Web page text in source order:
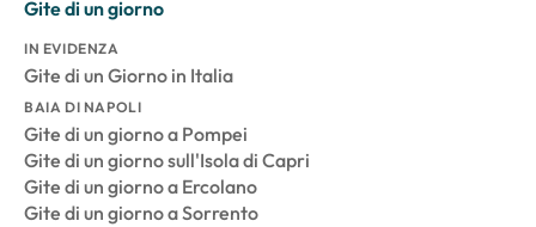
Gite di un giorno
IN EVIDENZA
Gite di un Giorno in Italia
BAIA DI NAPOLI
Gite di un giorno a Pompei
Gite di un giorno sull'Isola di Capri
Gite di un giorno a Ercolano
Gite di un giorno a Sorrento